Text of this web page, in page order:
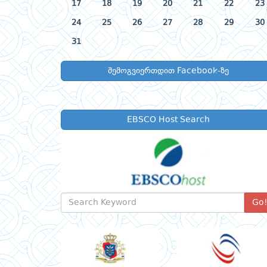
17 18 19 20 21 22 23
24 25 26 27 28 29 30
31
შემოგვიერთდით Facebook-ზე
EBSCO Host Search
Go!